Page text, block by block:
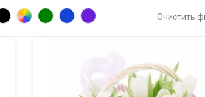
Очистить